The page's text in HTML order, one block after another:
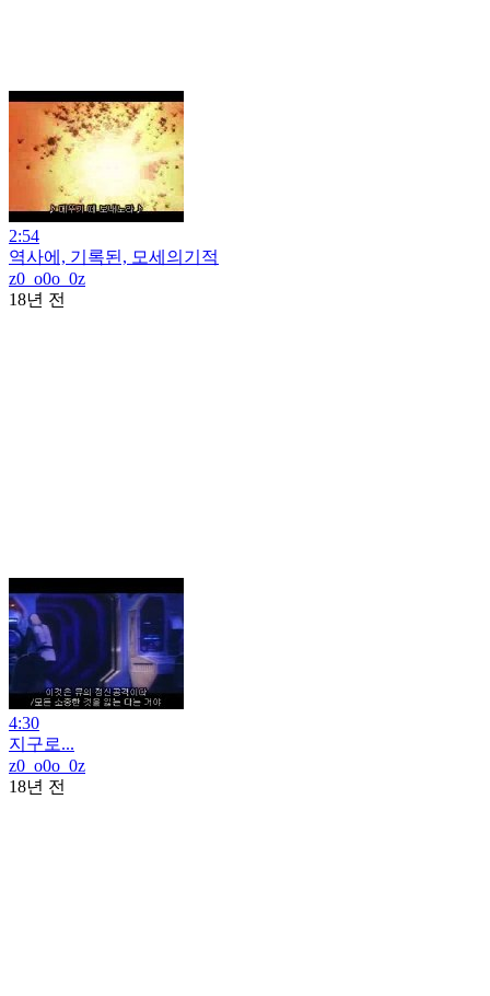
2:54
역사에, 기록된, 모세의기적
z0_o0o_0z
18년 전
4:30
지구로...
z0_o0o_0z
18년 전